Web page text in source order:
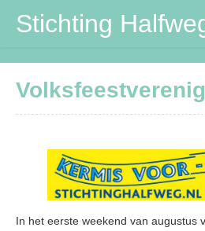
Stichting
Stichting Halfweg
Volksfeestvereniging
Maïspotters
Verbouwing
Contactpersonen
In het eerste weekend van augustus